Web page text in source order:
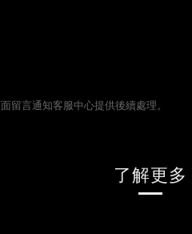
言通知客服中心提供後續處理。
了解更多